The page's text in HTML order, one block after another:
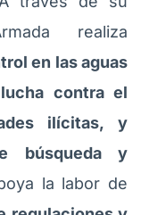
realiza
en las aguas
contra el
ilícitas, y
búsqueda y
la labor de